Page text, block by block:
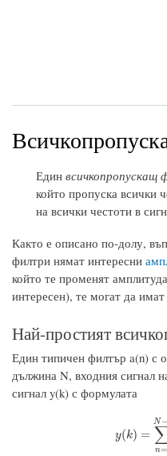
Един всичкопропускащ
който пропуска всички
на всички честоти в
Както е описано по-долу,
филтри нямат интересни
който те променят
интересен), те могат да
Най-простият
Един типичен филтър a(n) с
дължина N, входния сигнал
сигнал y(k) с формулата
y(k) =
n=
N−
y(k) =∑ n=